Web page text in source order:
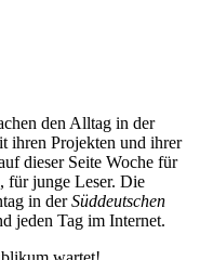
den Alltag in der
ihren Projekten und ihrer
dieser Seite Woche für
für junge Leser. Die
in derSüddeutschen
jeden Tag im Internet.